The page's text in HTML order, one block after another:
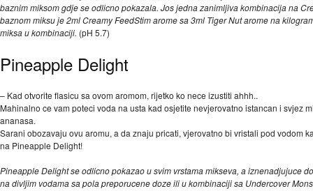
baznim miksom gdje se odlicno pokazala. Jos jedna zanimljiva kombinacija na
baznom miksu je 2ml Creamy FeedStim arome sa 3ml Tiger Nut arome na
miksa u kombinaciji. (pH 5.7)
Pineapple Delight
– Kad otvorite flasicu sa ovom aromom, rijetko ko nece izustiti ahhh..
Mahinalno ce vam poteci voda na usta kad osjetite nevjerovatno istancan i svjez
ananasa.
Sarani obozavaju ovu aromu, a da znaju pricati, vjerovatno bi vristali pod vodom
na Pineapple Delight!
Pineapple Delight se odlicno pokazao u svim vrstama mikseva, a iznenadjujuce
na divljim vodama sa pola preporucene doze ili u kombinaciji sa Undercover